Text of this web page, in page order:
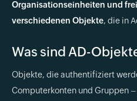
Organisationseinheiten und
verschiedenen Objekte, die in
Was sind AD-
Objekte, die authentifiziert
Computerkonten und Gruppen